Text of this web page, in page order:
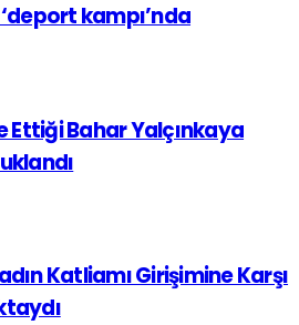
kampı’nda
Ettiği Bahar Yalçınkaya
Katliamı Girişimine Karşı